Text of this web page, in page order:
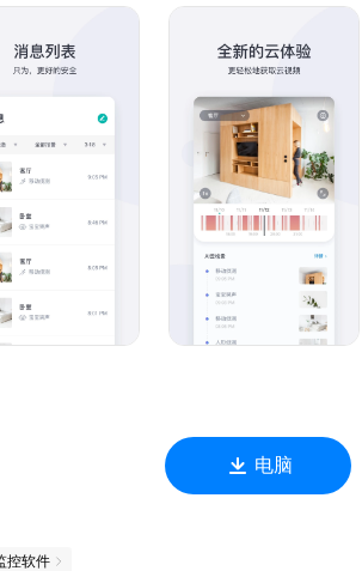
、看宠物，随时了解家中情况，双向语音轻松
面点击、手势识别、语音控制，玩转智能生
电脑
控软件